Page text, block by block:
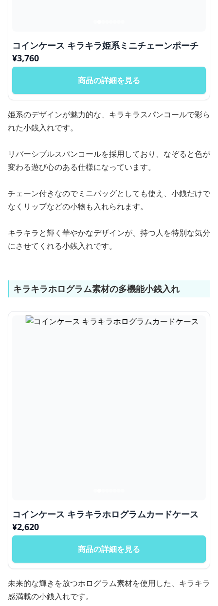
コインケース キラキラ姫系ミニチェーンポーチ
¥3,760
商品の詳細を見る
姫系のデザインが魅力的な、キラキラスパンコールで彩ら
れた小銭入れです。
リバーシブルスパンコールを採用しており、なぞると色が
変わる遊び心のある仕様になっています。
チェーン付きなのでミニバッグとしても使え、小銭だけで
なくリップなどの小物も入れられます。
キラキラと輝く華やかなデザインが、持つ人を特別な気分
にさせてくれる小銭入れです。
キラキラホログラム素材の多機能小銭入れ
コインケース キラキラホログラムカードケース
¥2,620
商品の詳細を見る
未来的な輝きを放つホログラム素材を使用した、キラキラ
感満載の小銭入れです。